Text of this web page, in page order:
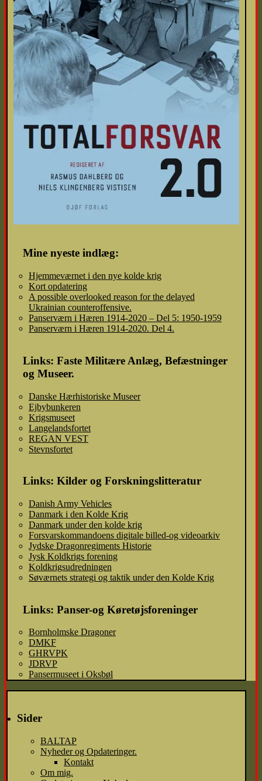
Mine nyeste indlæg:
Hjemmeværnet i den nye kolde krig
Kort opdatering
A possible overlooked reason for the delayed
Ukrainian counteroffensive.
Panserværn i Hæren 1914-2020 – Del 5: 1950-1959
Panserværn i Hæren 1914-2020. Del 4.
Links: Faste Militære Anlæg, Befæstninger
og Museer.
Danske Hærhistoriske Museer
Ejbybunkeren
Krigsmuseet
Langelandsfortet
REGAN VEST
Stevnsfortet
Links: Kilder og Forskningslitteratur
Danish Army Vehicles
Danmark i den Kolde Krig
Danmark under den kolde krig
Forsvarskommandoens digitale billed-og videoarkiv
Jydske Dragonregiments Historie
Jysk Koldkrigs forening
Koldkrigsudredningen
Søværnets strategi og taktik under den Kolde Krig
Links: Panser-og Køretøjsforeninger
Bornholmske Dragoner
DMKF
GHRVPK
JDRVP
Pansermuseet i Oksbøl
Sider
BALTAP
Nyheder og Opdateringer.
Kontakt
Om mig.